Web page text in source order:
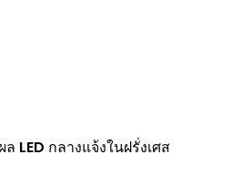
LED กลางแจ้งในฝรั่งเศส